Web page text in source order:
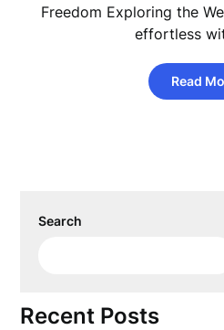
Freedom Exploring the
effortless
Read
Search
Recent Posts